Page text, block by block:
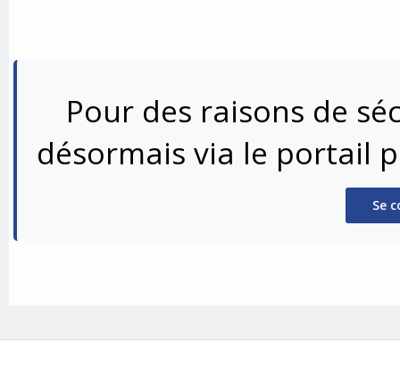
Pour des raisons de
désormais via le portail
Se